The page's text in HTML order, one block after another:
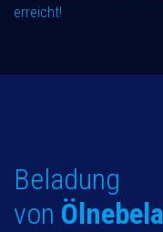
erreicht!
Beladung
von